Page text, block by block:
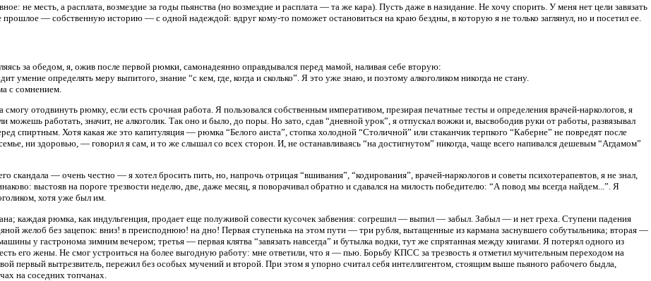
не месть, а расплата, возмездие за годы пьянства (но возмездие и расплата — та же кара). Пусть даже в назидание. Не хочу спорить. У меня нет цели завязать
— собственную историю — с одной надеждой: вдруг кому-то поможет остановиться на краю бездны, в которую я не только заглянул, но и посетил ее.
за обедом, я, ожив после первой рюмки, самонадеянно оправдывался перед мамой, наливая себе вторую:
умение определять меру выпитого, знание “с кем, где, когда и сколько”. Я это уже знаю, и поэтому алкоголиком никогда не стану.
с сомнением.
смогу отодвинуть рюмку, если есть срочная работа. Я пользовался собственным императивом, презирая печатные тесты и определения врачей-наркологов, я
можешь работать, значит, не алкоголик. Так оно и было, до поры. Но зато, сдав “дневной урок”, я отпускал вожжи и, высвободив руки от работы, развязывал
спиртным. Хотя какая же это капитуляция — рюмка “Белого аиста”, стопка холодной “Столичной” или стаканчик терпкого “Каберне” не повредят после
ни здоровью, — говорил я сам, и то же слышал со всех сторон. И, не останавливаясь “на достигнутом” никогда, чаще всего напивался дешевым “Агдамом”
скандала — очень честно — я хотел бросить пить, но, напрочь отрицая “вшивания”, “кодирования”, врачей-наркологов и советы психотерапевтов, я не знал,
выстояв на пороге трезвости неделю, две, даже месяц, я поворачивал обратно и сдавался на милость победителю: “А повод мы всегда найдем...”. Я
хотя уже был им.
каждая рюмка, как индульгенция, продает еще полуживой совести кусочек забвения: согрешил — выпил — забыл. Забыл — и нет греха. Ступени падения
желоб без зацепок: вниз! в преисподнюю! на дно! Первая ступенька на этом пути — три рубля, вытащенные из кармана заснувшего собутыльника; вторая —
у гастронома зимним вечером; третья — первая клятва “завязать навсегда” и бутылка водки, тут же спрятанная между книгами. Я потерял одного из
его жены. Не смог устроиться на более выгодную работу: мне ответили, что я — пью. Борьбу КПСС за трезвость я отметил мучительным переходом на
первый вытрезвитель, пережил без особых мучений и второй. При этом я упорно считал себя интеллигентом, стоящим выше пьяного рабочего быдла,
на соседних топчанах.